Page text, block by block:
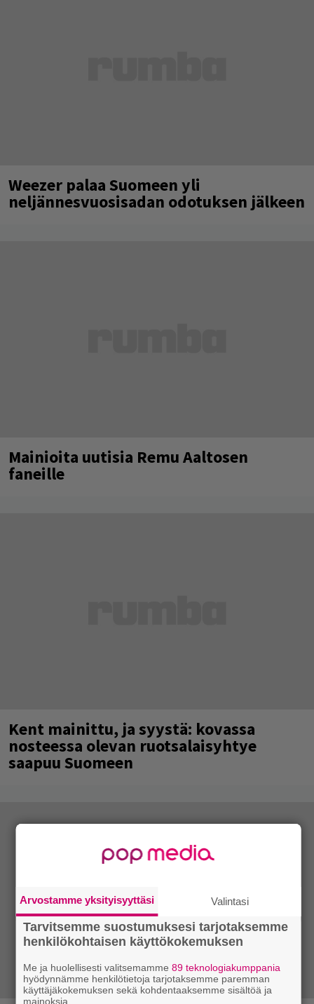
Weezer palaa Suomeen yli
neljännesvuosisadan odotuksen jälkeen
Mainioita uutisia Remu Aaltosen
faneille
Kent mainittu, ja syystä: kovassa
nosteessa olevan ruotsalaisyhtye
saapuu Suomeen
Arvostamme yksityisyyttäsi Valintasi
Tarvitsemme suostumuksesi tarjotaksemme
henkilökohtaisen käyttökokemuksen
Me ja huolellisesti valitsemamme 89 teknologiakumppania
hyödynnämme henkilötietoja tarjotaksemme paremman
käyttäjäkokemuksen sekä kohdentaaksemme sisältöä ja
mainoksia.